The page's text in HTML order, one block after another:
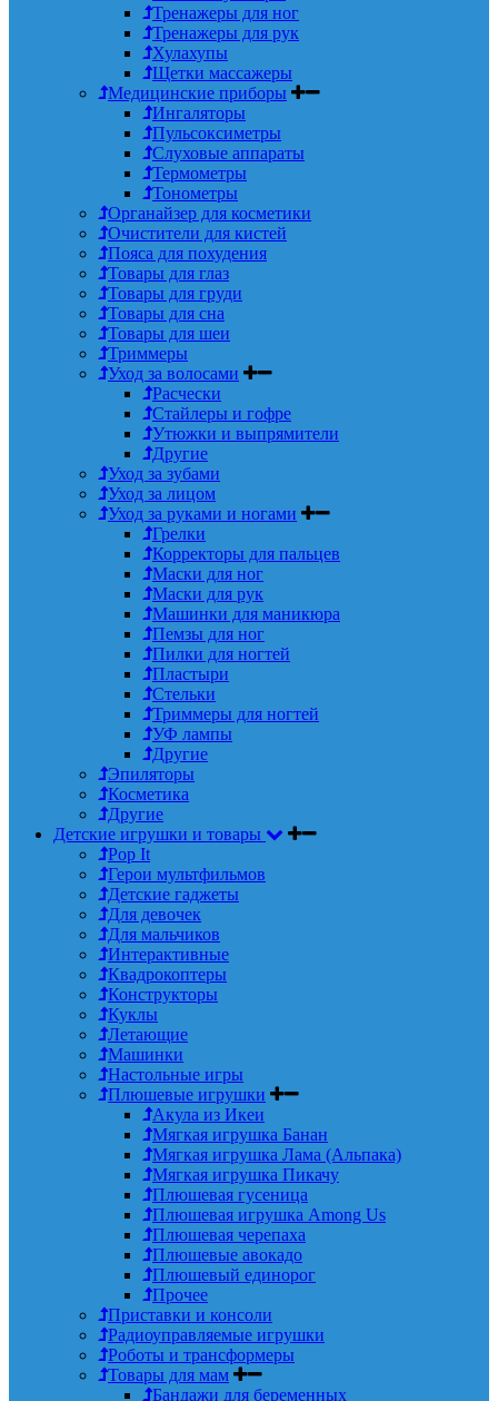
Тренажеры для ног
Тренажеры для рук
Хулахупы
Щетки массажеры
Медицинские приборы
Ингаляторы
Пульсоксиметры
Слуховые аппараты
Термометры
Тонометры
Органайзер для косметики
Очистители для кистей
Пояса для похудения
Товары для глаз
Товары для груди
Товары для сна
Товары для шеи
Триммеры
Уход за волосами
Расчески
Стайлеры и гофре
Утюжки и выпрямители
Другие
Уход за зубами
Уход за лицом
Уход за руками и ногами
Грелки
Корректоры для пальцев
Маски для ног
Маски для рук
Машинки для маникюра
Пемзы для ног
Пилки для ногтей
Пластыри
Стельки
Триммеры для ногтей
УФ лампы
Другие
Эпиляторы
Косметика
Другие
Детские игрушки и товары
Pop It
Герои мультфильмов
Детские гаджеты
Для девочек
Для мальчиков
Интерактивные
Квадрокоптеры
Конструкторы
Куклы
Летающие
Машинки
Настольные игры
Плюшевые игрушки
Акула из Икеи
Мягкая игрушка Банан
Мягкая игрушка Лама (Альпака)
Мягкая игрушка Пикачу
Плюшевая гусеница
Плюшевая игрушка Among Us
Плюшевая черепаха
Плюшевые авокадо
Плюшевый единорог
Прочее
Приставки и консоли
Радиоуправляемые игрушки
Роботы и трансформеры
Товары для мам
Бандажи для беременных